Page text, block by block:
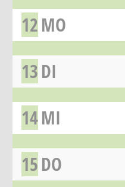
12MO
13DI
14MI
15DO